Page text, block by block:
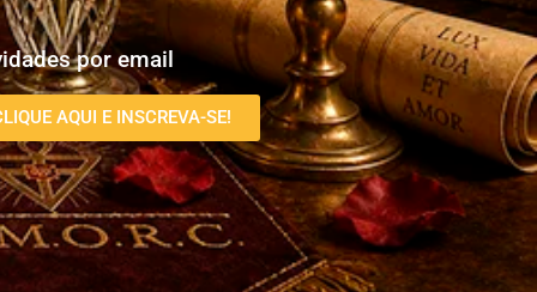
por email
AQUI E INSCREVA-SE!